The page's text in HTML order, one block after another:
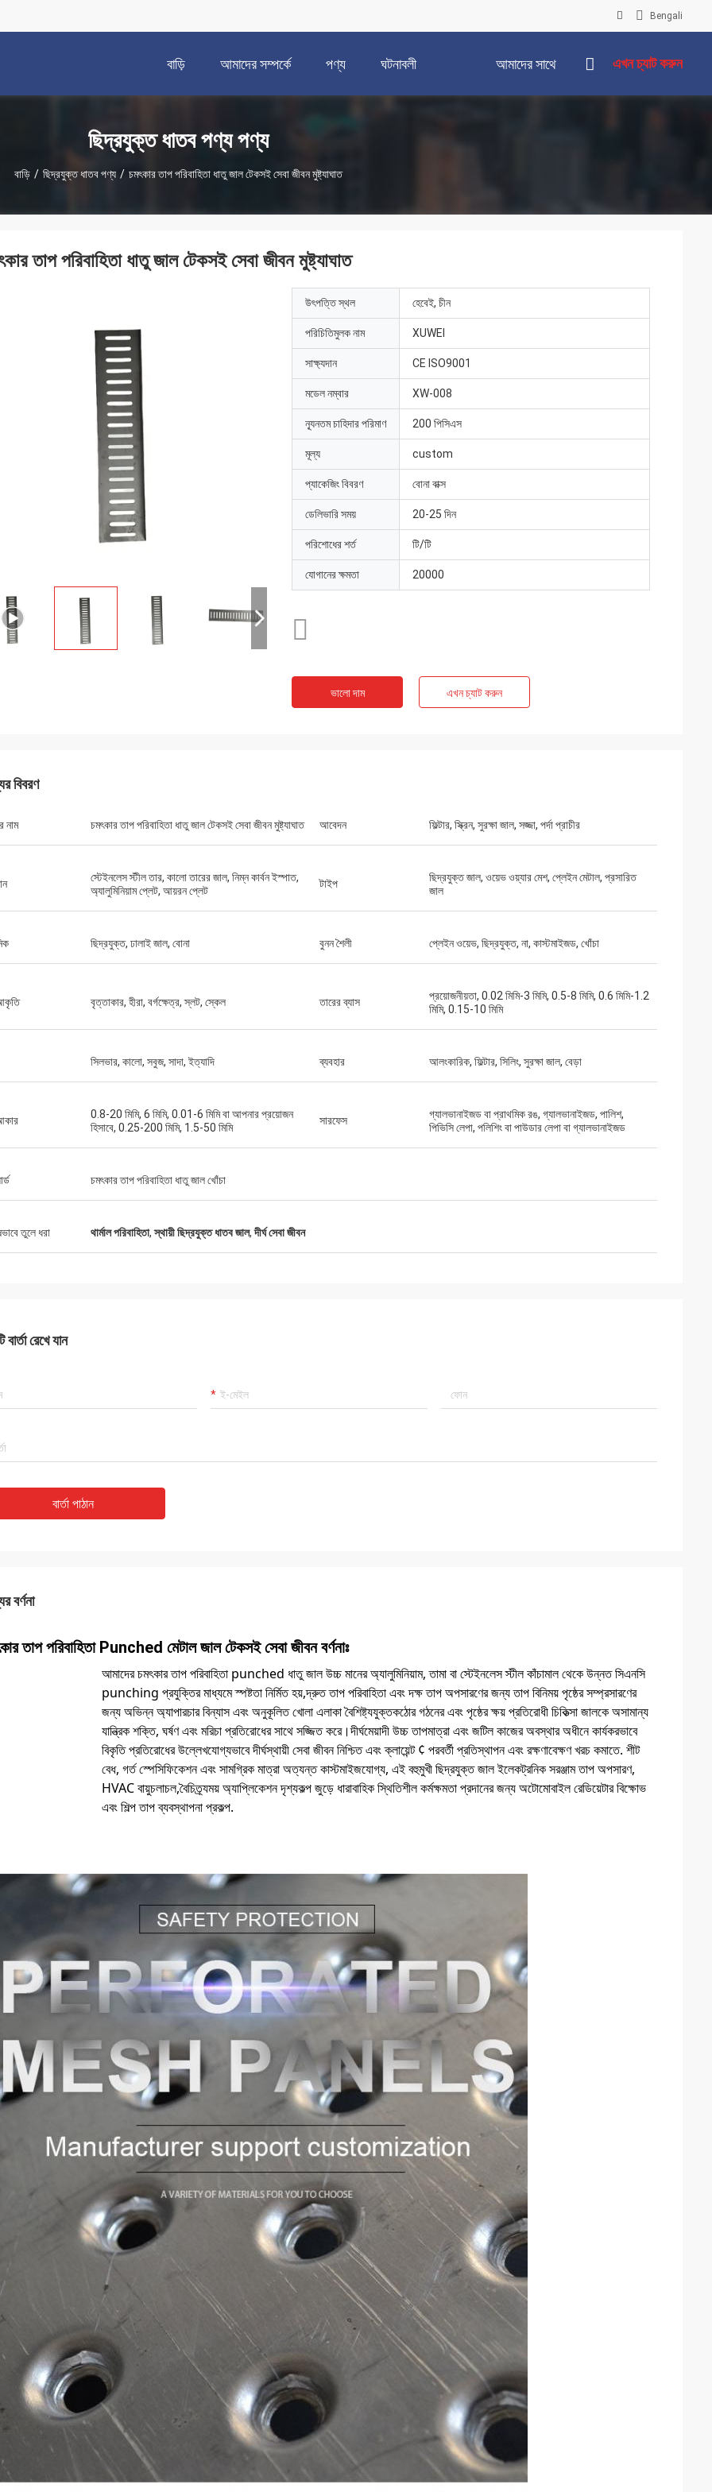
Bengali
বাড়ি আমাদের সম্পর্কে পণ্য ঘটনাবলী আমাদের সাথে এখন চ্যাট করুন
ছিদ্রযুক্ত ধাতব পণ্য পণ্য
বাড়ি / ছিদ্রযুক্ত ধাতব পণ্য / চমৎকার তাপ পরিবাহিতা ধাতু জাল টেকসই সেবা জীবন মুষ্ট্যাঘাত
তাপ পরিবাহিতা ধাতু জাল টেকসই সেবা জীবন মুষ্ট্যাঘাত
উৎপত্তি স্থল হেবেই, চীন
পরিচিতিমুলক নাম XUWEI
সাক্ষ্যদান CE ISO9001
মডেল নম্বার XW-008
ন্যূনতম চাহিদার পরিমাণ 200 পিসিএস
মূল্য custom
প্যাকেজিং বিবরণ বোনা বাক্স
ডেলিভারি সময় 20-25 দিন
পরিশোধের শর্ত টি/টি
যোগানের ক্ষমতা 20000
ভালো দাম এখন চ্যাট করুন
বিবরণ
নাম চমৎকার তাপ পরিবাহিতা ধাতু জাল টেকসই সেবা জীবন মুষ্ট্যাঘাত আবেদন ফিল্টার, স্ক্রিন, সুরক্ষা জাল, সজ্জা, পর্দা প্রাচীর
স্টেইনলেস স্টীল তার, কালো তারের জাল, নিম্ন কার্বন ইস্পাত,
অ্যালুমিনিয়াম প্লেট, আয়রন প্লেট
টাইপ
ছিদ্রযুক্ত জাল, ওয়েভ ওয়্যার মেশ, প্লেইন মেটাল, প্রসারিত
জাল
ছিদ্রযুক্ত, ঢালাই জাল, বোনা বুনন শৈলী প্লেইন ওয়েভ, ছিদ্রযুক্ত, না, কাস্টমাইজড, খোঁচা
বৃত্তাকার, হীরা, বর্গক্ষেত্র, স্লট, স্কেল তারের ব্যাস
প্রয়োজনীয়তা, 0.02 মিমি-3 মিমি, 0.5-8 মিমি, 0.6 মিমি-1.2
মিমি, 0.15-10 মিমি
সিলভার, কালো, সবুজ, সাদা, ইত্যাদি ব্যবহার আলংকারিক, ফিল্টার, সিলিং, সুরক্ষা জাল, বেড়া
0.8-20 মিমি, 6 মিমি, 0.01-6 মিমি বা আপনার প্রয়োজন
হিসাবে, 0.25-200 মিমি, 1.5-50 মিমি
সারফেস
গ্যালভানাইজড বা প্রাথমিক রঙ, গ্যালভানাইজড, পালিশ,
পিভিসি লেপা, পলিশিং বা পাউডার লেপা বা গ্যালভানাইজড
চমৎকার তাপ পরিবাহিতা ধাতু জাল খোঁচা
তুলে ধরা থার্মাল পরিবাহিতা,স্থায়ী ছিদ্রযুক্ত ধাতব জাল,দীর্ঘ সেবা জীবন
বার্তা রেখে যান
বার্তা পাঠান
বর্ণনা
তাপ পরিবাহিতা Punched মেটাল জাল টেকসই সেবা জীবন বর্ণনাঃ
আমাদের চমৎকার তাপ পরিবাহিতা punched ধাতু জাল উচ্চ মানের অ্যালুমিনিয়াম, তামা বা স্টেইনলেস স্টীল কাঁচামাল থেকে উন্নত সিএনসি
punching প্রযুক্তির মাধ্যমে স্পষ্টতা নির্মিত হয়,দ্রুত তাপ পরিবাহিতা এবং দক্ষ তাপ অপসারণের জন্য তাপ বিনিময় পৃষ্ঠের সম্প্রসারণের
জন্য অভিন্ন অ্যাপারচার বিন্যাস এবং অনুকূলিত খোলা এলাকা বৈশিষ্ট্যযুক্তকঠোর গঠনের এবং পৃষ্ঠের ক্ষয় প্রতিরোধী চিকিত্সা জালকে অসামান্য
যান্ত্রিক শক্তি, ঘর্ষণ এবং মরিচা প্রতিরোধের সাথে সজ্জিত করে।দীর্ঘমেয়াদী উচ্চ তাপমাত্রা এবং জটিল কাজের অবস্থার অধীনে কার্যকরভাবে
বিকৃতি প্রতিরোধের উল্লেখযোগ্যভাবে দীর্ঘস্থায়ী সেবা জীবন নিশ্চিত এবং ক্লায়েন্ট ¢ পরবর্তী প্রতিস্থাপন এবং রক্ষণাবেক্ষণ খরচ কমাতে. শীট
বেধ, গর্ত স্পেসিফিকেশন এবং সামগ্রিক মাত্রা অত্যন্ত কাস্টমাইজযোগ্য, এই বহুমুখী ছিদ্রযুক্ত জাল ইলেকট্রনিক সরঞ্জাম তাপ অপসারণ,
HVAC বায়ুচলাচল,বৈচিত্র্যময় অ্যাপ্লিকেশন দৃশ্যকল্প জুড়ে ধারাবাহিক স্থিতিশীল কর্মক্ষমতা প্রদানের জন্য অটোমোবাইল রেডিয়েটার বিক্ষোভ
এবং শিল্প তাপ ব্যবস্থাপনা প্রকল্প.